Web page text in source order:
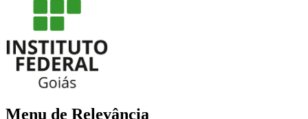
Menu de Relevância